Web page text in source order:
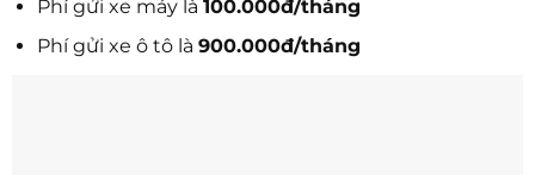
Phí gửi xe máy là 100.000đ/tháng
Phí gửi xe ô tô là 900.000đ/tháng